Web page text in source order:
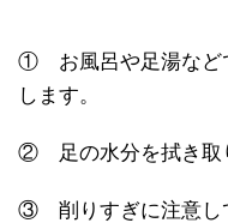
① お風呂や足湯など
します。
② 足の水分を拭き取
③ 削りすぎに注意し